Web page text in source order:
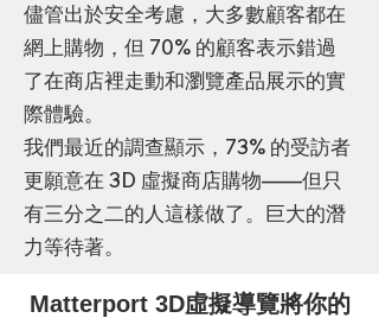
儘管出於安全考慮，大多數顧客都在
網上購物，但 70% 的顧客表示錯過
了在商店裡走動和瀏覽產品展示的實
際體驗。
我們最近的調查顯示，73% 的受訪者
更願意在 3D 虛擬商店購物——但只
有三分之二的人這樣做了。巨大的潛
力等待著。
Matterport 3D虛擬導覽將你的